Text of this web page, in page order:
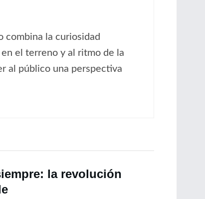
combina la curiosidad
el terreno y al ritmo de la
al público una perspectiva
la revolución